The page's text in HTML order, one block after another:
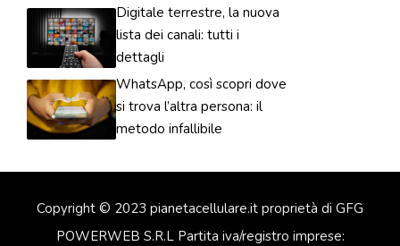
Digitale terrestre, la nuova
lista dei canali: tutti i
dettagli
WhatsApp, così scopri dove
si trova l’altra persona: il
metodo infallibile
Copyright © 2023 pianetacellulare.it proprietà di GFG
POWERWEB S.R.L Partita iva/registro imprese: